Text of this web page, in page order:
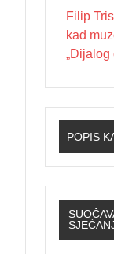
Filip
kad
„Dijalog
POPIS